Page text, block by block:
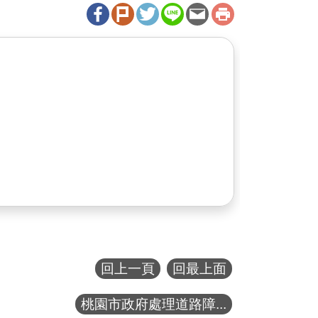
回上一頁 回最上面
桃園市政府處理道路障...